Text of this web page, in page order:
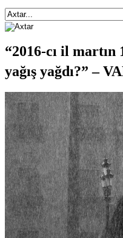
“2016-cı il martın
yağış yağdı?” –